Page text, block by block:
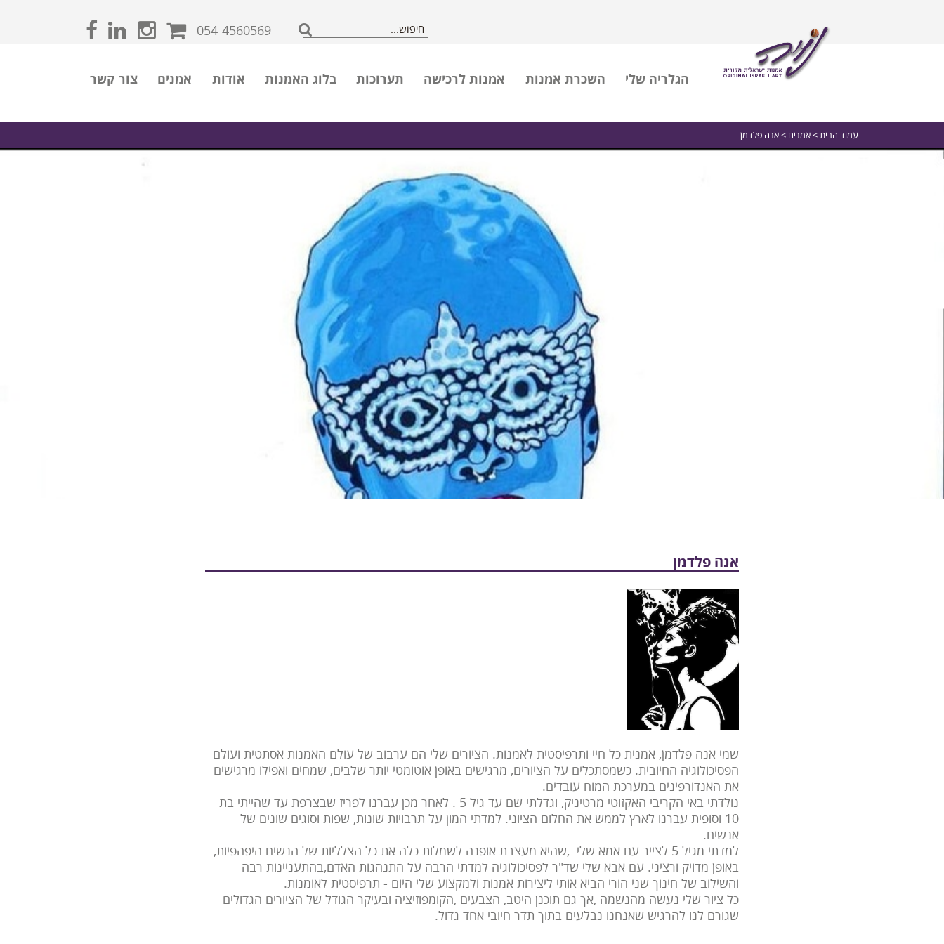
054-4560569
הגלריה שלי השכרת אמנות אמנות לרכישה תערוכות בלוג האמנות אודות אמנים צור קשר
עמוד הבית >אמנים > אנה פלדמן
אנה פלדמן
שמי אנה פלדמן, אמנית כל חיי ותרפיסטית לאמנות. הציורים שלי הם ערבוב של עולם האמנות אסתטית ועולם
הפסיכולוגיה החיובית. כשמסתכלים על הציורים, מרגישים באופן אוטומטי יותר שלבים, שמחים ואפילו מרגישים
את האנדורפינים במערכת המוח עובדים.
נולדתי באי הקריבי האקזוטי מרטיניק, וגדלתי שם עד גיל 5 . לאחר מכן עברנו לפריז שבצרפת עד שהייתי בת
10 וסופית עברנו לארץ לממש את החלום הציוני. למדתי המון על תרבויות שונות, שפות וסוגים שונים של
אנשים.
למדתי מגיל 5 לצייר עם אמא שלי ,שהיא מעצבת אופנה לשמלות כלה את כל הצלליות של הנשים היפהפיות,
באופן מדויק ורציני. עם אבא שלי שד"ר לפסיכולוגיה למדתי הרבה על התנהגות האדם,בהתעניינות רבה
והשילוב של חינוך שני הורי הביא אותי ליצירות אמנות ולמקצוע שלי היום - תרפיסטית לאומנות.
כל ציור שלי נעשה מהנשמה ,אך גם תוכנן היטב, הצבעים ,הקומפוזיציה ובעיקר הגודל של הציורים הגדולים
שגורם לנו להרגיש שאנחנו נבלעים בתוך תדר חיובי אחד גדול.